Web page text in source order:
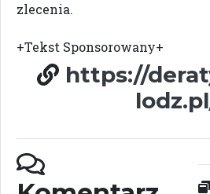
zlecenia.
+Tekst Sponsorowany+
https://